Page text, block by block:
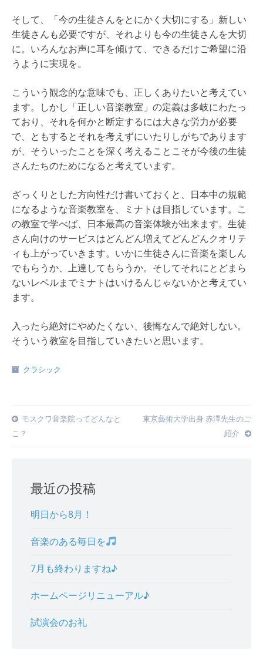
そして、「今の生徒さんをとにかく大切にする」新しい
生徒さんも必要ですが、それよりも今の生徒さんを大切
に。いろんなお声に耳を傾けて、できるだけご希望に沿
うように実現を。
こういう観念的な意味でも、正しくありたいと考えてい
ます。しかし「正しい音楽教室」の定義は多岐にわたっ
ており、それを何かと断定するには大きな労力が必要
で、ともするとそれを考えずにいたりしがちであります
が、そういったことを深く考えることこそが今後の生徒
さんたちのためになると考えています。
ざっくりとした方向性だけ書いておくと、日本中の規範
になるような音楽教室を、ミナトは目指しています。こ
の教室で学べば、日本最高の音楽体験が出来ます。生徒
さん向けのサービスはどんどん増えてどんどんクオリテ
ィも上がっていきます。いかに生徒さんに音楽を楽しん
でもらうか、上達してもらうか。そしてそれにとどまら
ないレベルまでミナトはいけるんじゃないかと考えてい
ます。
入ったら絶対にやめたくない、後悔なんで絶対しない。
そういう教室を目指していきたいと思います。
クラシック
Post
モスクワ音楽院ってどんなと
こ？
東京藝術大学出身 赤澤先生のご
紹介
最近の投稿
明日から8月！
音楽のある毎日を
7月も終わりますね♪
ホームページリニューアル♪
試演会のお礼